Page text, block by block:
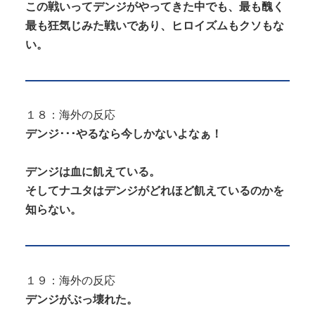
この戦いってデンジがやってきた中でも、最も醜く
最も狂気じみた戦いであり、ヒロイズムもクソもな
い。
１８：海外の反応
デンジ･･･やるなら今しかないよなぁ！
デンジは血に飢えている。
そしてナユタはデンジがどれほど飢えているのかを
知らない。
１９：海外の反応
デンジがぶっ壊れた。